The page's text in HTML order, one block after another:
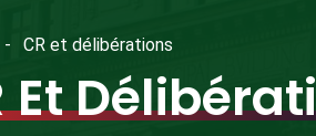
CR et délibérations
Et